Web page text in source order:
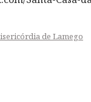
de Lamego